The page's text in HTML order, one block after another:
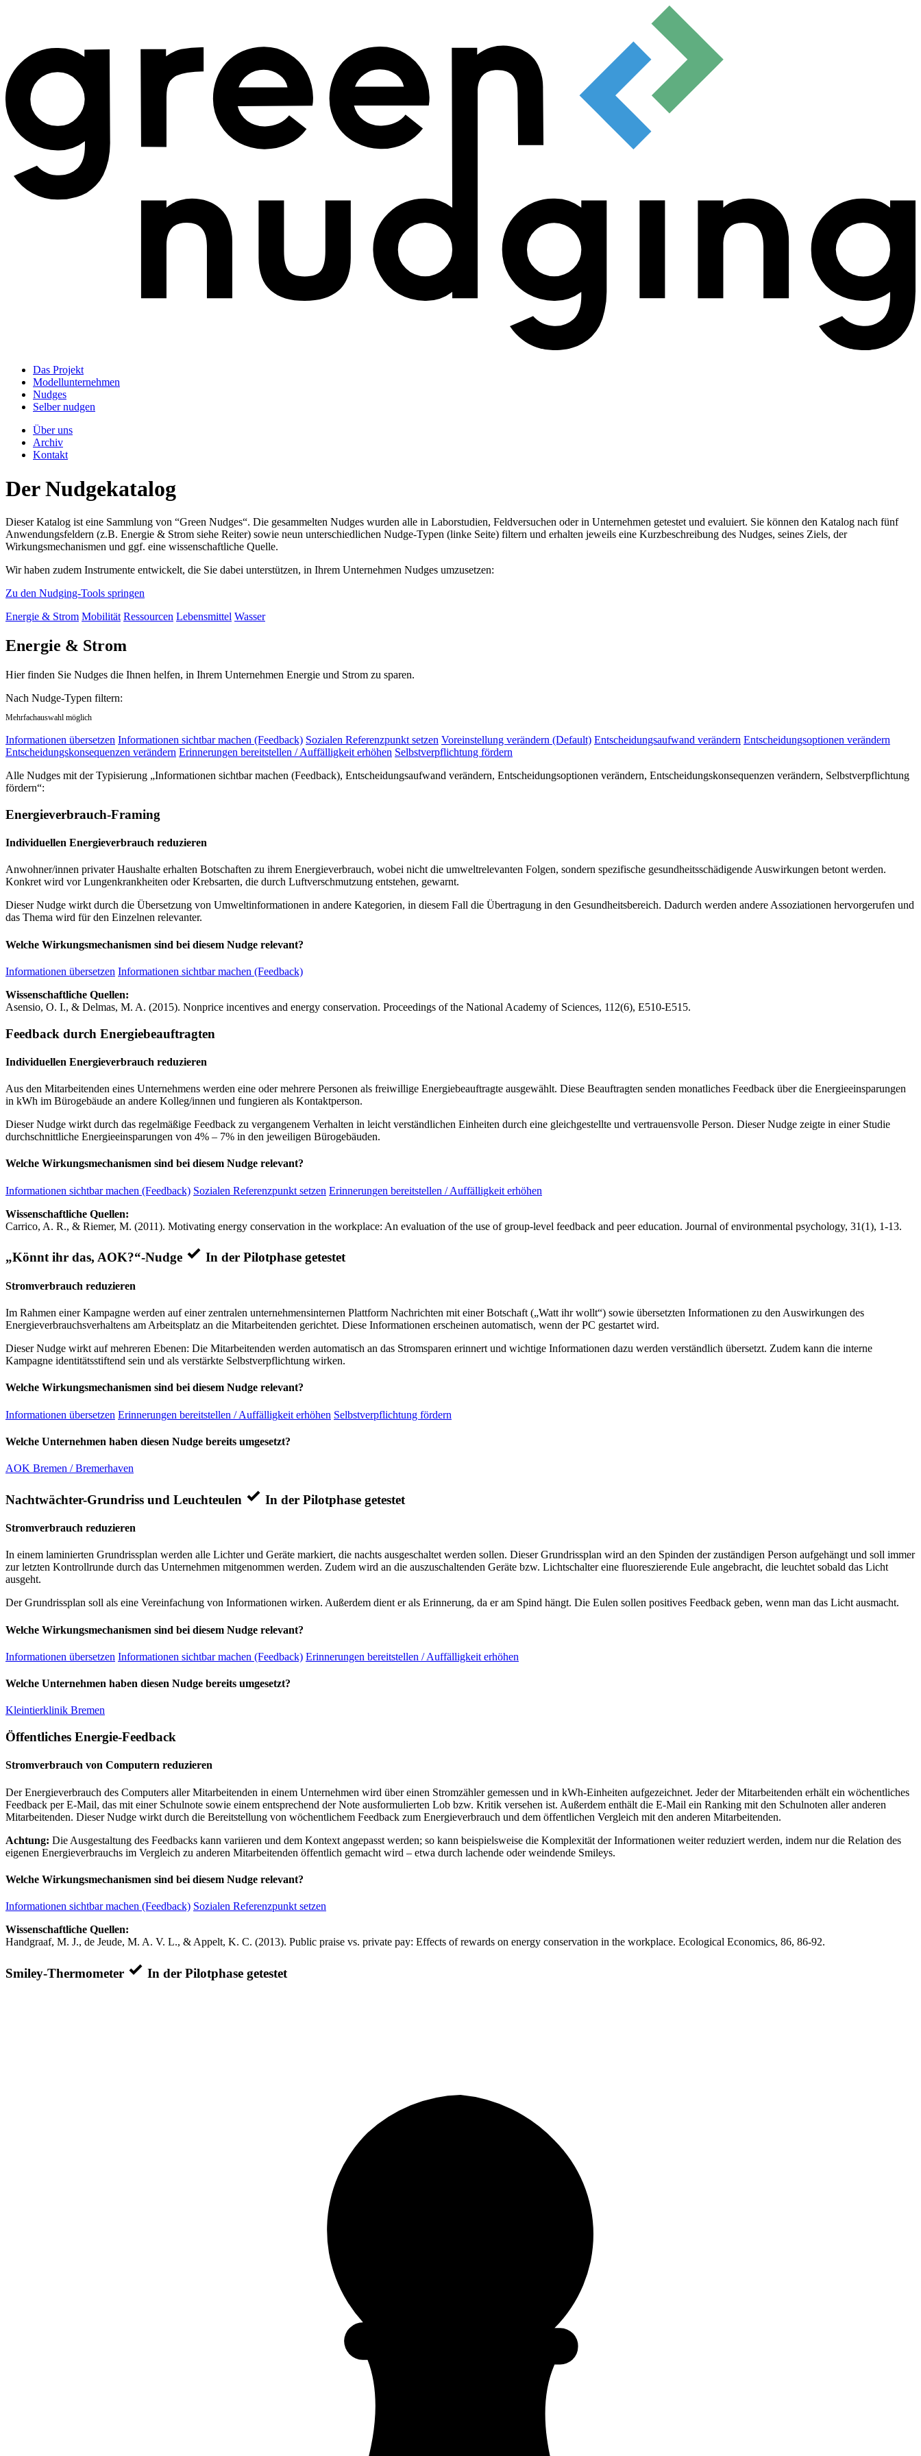
Das Projekt
Modellunternehmen
Nudges
Selber nudgen
Über uns
Archiv
Kontakt
Der Nudgekatalog
Dieser Katalog ist eine Sammlung von “Green Nudges“. Die gesammelten Nudges wurden alle in Laborstudien, Feldversuchen oder in Unternehmen getestet und evaluiert. Sie können den Katalog nach fünf
Anwendungsfeldern (z.B. Energie & Strom siehe Reiter) sowie neun unterschiedlichen Nudge-Typen (linke Seite) filtern und erhalten jeweils eine Kurzbeschreibung des Nudges, seines Ziels, der
Wirkungsmechanismen und ggf. eine wissenschaftliche Quelle.
Wir haben zudem Instrumente entwickelt, die Sie dabei unterstützen, in Ihrem Unternehmen Nudges umzusetzen:
Zu den Nudging-Tools springen
Energie & Strom Mobilität Ressourcen Lebensmittel Wasser
Energie & Strom
Hier finden Sie Nudges die Ihnen helfen, in Ihrem Unternehmen Energie und Strom zu sparen.
Nach Nudge-Typen filtern:
Mehrfachauswahl möglich
Informationen übersetzen Informationen sichtbar machen (Feedback) Sozialen Referenzpunkt setzen Voreinstellung verändern (Default) Entscheidungsaufwand verändern Entscheidungsoptionen verändern
Entscheidungskonsequenzen verändern Erinnerungen bereitstellen / Auffälligkeit erhöhen Selbstverpflichtung fördern
Alle Nudges mit der Typisierung „Informationen sichtbar machen (Feedback), Entscheidungsaufwand verändern, Entscheidungsoptionen verändern, Entscheidungskonsequenzen verändern, Selbstverpflichtung
fördern“:
Energieverbrauch-Framing
Individuellen Energieverbrauch reduzieren
Anwohner/innen privater Haushalte erhalten Botschaften zu ihrem Energieverbrauch, wobei nicht die umweltrelevanten Folgen, sondern spezifische gesundheitsschädigende Auswirkungen betont werden.
Konkret wird vor Lungenkrankheiten oder Krebsarten, die durch Luftverschmutzung entstehen, gewarnt.
Dieser Nudge wirkt durch die Übersetzung von Umweltinformationen in andere Kategorien, in diesem Fall die Übertragung in den Gesundheitsbereich. Dadurch werden andere Assoziationen hervorgerufen und
das Thema wird für den Einzelnen relevanter.
Welche Wirkungsmechanismen sind bei diesem Nudge relevant?
Informationen übersetzen Informationen sichtbar machen (Feedback)
Wissenschaftliche Quellen:
Asensio, O. I., & Delmas, M. A. (2015). Nonprice incentives and energy conservation. Proceedings of the National Academy of Sciences, 112(6), E510-E515.
Feedback durch Energiebeauftragten
Individuellen Energieverbrauch reduzieren
Aus den Mitarbeitenden eines Unternehmens werden eine oder mehrere Personen als freiwillige Energiebeauftragte ausgewählt. Diese Beauftragten senden monatliches Feedback über die Energieeinsparungen
in kWh im Bürogebäude an andere Kolleg/innen und fungieren als Kontaktperson.
Dieser Nudge wirkt durch das regelmäßige Feedback zu vergangenem Verhalten in leicht verständlichen Einheiten durch eine gleichgestellte und vertrauensvolle Person. Dieser Nudge zeigte in einer Studie
durchschnittliche Energieeinsparungen von 4% – 7% in den jeweiligen Bürogebäuden.
Welche Wirkungsmechanismen sind bei diesem Nudge relevant?
Informationen sichtbar machen (Feedback) Sozialen Referenzpunkt setzen Erinnerungen bereitstellen / Auffälligkeit erhöhen
Wissenschaftliche Quellen:
Carrico, A. R., & Riemer, M. (2011). Motivating energy conservation in the workplace: An evaluation of the use of group-level feedback and peer education. Journal of environmental psychology, 31(1), 1-13.
„Könnt ihr das, AOK?“-Nudge In der Pilotphase getestet
Stromverbrauch reduzieren
Im Rahmen einer Kampagne werden auf einer zentralen unternehmensinternen Plattform Nachrichten mit einer Botschaft („Watt ihr wollt“) sowie übersetzten Informationen zu den Auswirkungen des
Energieverbrauchsverhaltens am Arbeitsplatz an die Mitarbeitenden gerichtet. Diese Informationen erscheinen automatisch, wenn der PC gestartet wird.
Dieser Nudge wirkt auf mehreren Ebenen: Die Mitarbeitenden werden automatisch an das Stromsparen erinnert und wichtige Informationen dazu werden verständlich übersetzt. Zudem kann die interne
Kampagne identitätsstiftend sein und als verstärkte Selbstverpflichtung wirken.
Welche Wirkungsmechanismen sind bei diesem Nudge relevant?
Informationen übersetzen Erinnerungen bereitstellen / Auffälligkeit erhöhen Selbstverpflichtung fördern
Welche Unternehmen haben diesen Nudge bereits umgesetzt?
AOK Bremen / Bremerhaven
Nachtwächter-Grundriss und Leuchteulen In der Pilotphase getestet
Stromverbrauch reduzieren
In einem laminierten Grundrissplan werden alle Lichter und Geräte markiert, die nachts ausgeschaltet werden sollen. Dieser Grundrissplan wird an den Spinden der zuständigen Person aufgehängt und soll immer
zur letzten Kontrollrunde durch das Unternehmen mitgenommen werden. Zudem wird an die auszuschaltenden Geräte bzw. Lichtschalter eine fluoreszierende Eule angebracht, die leuchtet sobald das Licht
ausgeht.
Der Grundrissplan soll als eine Vereinfachung von Informationen wirken. Außerdem dient er als Erinnerung, da er am Spind hängt. Die Eulen sollen positives Feedback geben, wenn man das Licht ausmacht.
Welche Wirkungsmechanismen sind bei diesem Nudge relevant?
Informationen übersetzen Informationen sichtbar machen (Feedback) Erinnerungen bereitstellen / Auffälligkeit erhöhen
Welche Unternehmen haben diesen Nudge bereits umgesetzt?
Kleintierklinik Bremen
Öffentliches Energie-Feedback
Stromverbrauch von Computern reduzieren
Der Energieverbrauch des Computers aller Mitarbeitenden in einem Unternehmen wird über einen Stromzähler gemessen und in kWh-Einheiten aufgezeichnet. Jeder der Mitarbeitenden erhält ein wöchentliches
Feedback per E-Mail, das mit einer Schulnote sowie einem entsprechend der Note ausformulierten Lob bzw. Kritik versehen ist. Außerdem enthält die E-Mail ein Ranking mit den Schulnoten aller anderen
Mitarbeitenden. Dieser Nudge wirkt durch die Bereitstellung von wöchentlichem Feedback zum Energieverbrauch und dem öffentlichen Vergleich mit den anderen Mitarbeitenden.
Achtung: Die Ausgestaltung des Feedbacks kann variieren und dem Kontext angepasst werden; so kann beispielsweise die Komplexität der Informationen weiter reduziert werden, indem nur die Relation des
eigenen Energieverbrauchs im Vergleich zu anderen Mitarbeitenden öffentlich gemacht wird – etwa durch lachende oder weindende Smileys.
Welche Wirkungsmechanismen sind bei diesem Nudge relevant?
Informationen sichtbar machen (Feedback) Sozialen Referenzpunkt setzen
Wissenschaftliche Quellen:
Handgraaf, M. J., de Jeude, M. A. V. L., & Appelt, K. C. (2013). Public praise vs. private pay: Effects of rewards on energy conservation in the workplace. Ecological Economics, 86, 86-92.
Smiley-Thermometer In der Pilotphase getestet